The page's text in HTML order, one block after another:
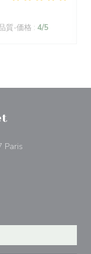
質-価格 : 4/5
Paris((新しいウィンド